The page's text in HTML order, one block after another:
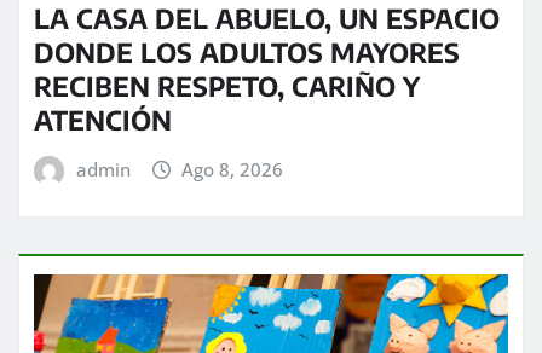
LA CASA DEL ABUELO, UN ESPACIO
DONDE LOS ADULTOS MAYORES
RECIBEN RESPETO, CARIÑO Y
ATENCIÓN
admin Ago 8, 2026